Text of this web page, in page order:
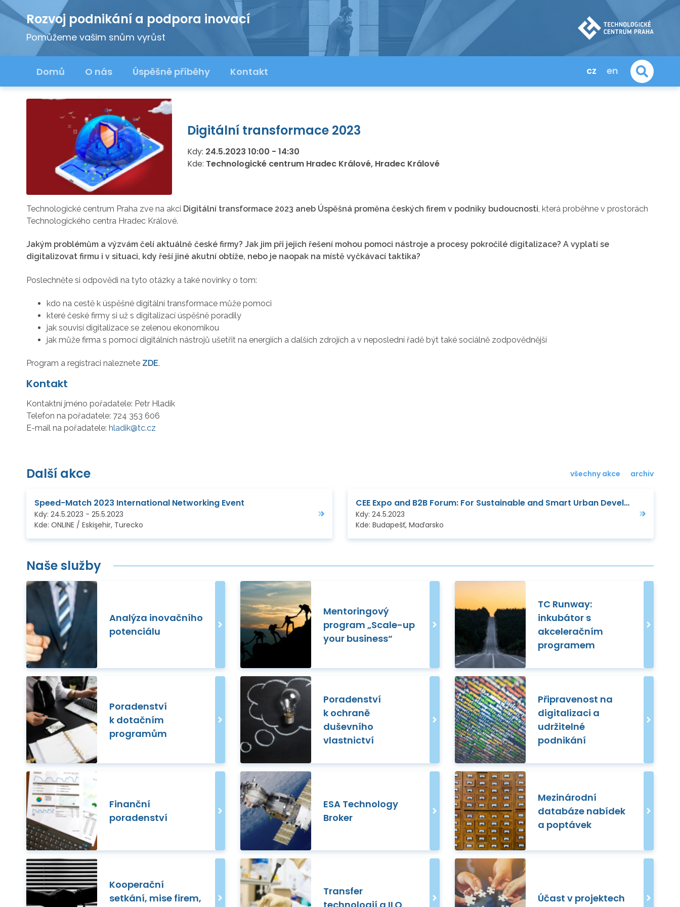
Rozvoj podnikání a podpora inovací
Pomůžeme vašim snům vyrůst
Domů O nás Úspěšné příběhy Kontakt cz en
Digitální transformace 2023
Kdy: 24.5.2023 10:00 - 14:30
Kde: Technologické centrum Hradec Králové, Hradec Králové
Technologické centrum Praha zve na akci Digitální transformace 2023 aneb Úspěšná proměna českých firem v podniky budoucnosti , která proběhne v prostorách
Technologického centra Hradec Králové.
Jakým problémům a výzvám čelí aktuálně české firmy? Jak jim při jejich řešení mohou pomoci nástroje a procesy pokročilé digitalizace? A vyplatí se
digitalizovat firmu i v situaci, kdy řeší jiné akutní obtíže, nebo je naopak na místě vyčkávací taktika?
Poslechněte si odpovědi na tyto otázky a také novinky o tom:
kdo na cestě k úspěšné digitální transformace může pomoci
které české firmy si už s digitalizací úspěšně poradily
jak souvisí digitalizace se zelenou ekonomikou
jak může firma s pomocí digitálních nástrojů ušetřit na energiích a dalších zdrojích a v neposlední řadě být také sociálně zodpovědnější
Program a registraci naleznete ZDE.
Kontakt
Kontaktní jméno pořadatele: Petr Hladík
Telefon na pořadatele: 724 353 606
E-mail na pořadatele: hladik@tc.cz
Další akce všechny akce archiv
Speed-Match 2023 International Networking Event
Kdy: 24.5.2023 - 25.5.2023
Kde: ONLINE / Eskişehir, Turecko
CEE Expo and B2B Forum: For Sustainable and Smart Urban Development
Kdy: 24.5.2023
Kde: Budapešť, Maďarsko
Naše služby
Analýza inovačního
potenciálu
Mentoringový
program „Scale-up
your business“
TC Runway:
inkubátor s
akceleračním
programem
Poradenství
k dotačním
programům
Poradenství
k ochraně
duševního
vlastnictví
Připravenost na
digitalizaci a
udržitelné
podnikání
Finanční
poradenství
ESA Technology
Broker
Mezinárodní
databáze nabídek
a poptávek
Kooperační
setkání, mise firem,
Transfer
Účast v projektech